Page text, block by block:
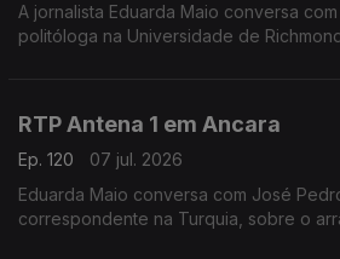
A jornalista Eduarda Maio conversa com
politóloga na Universidade de
RTP Antena 1 em Ancara
Ep. 120
07 jul. 2026
Eduarda Maio conversa com José
correspondente na Turquia, sobre o